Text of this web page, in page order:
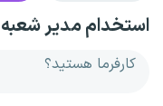
استخدام مدیر
کارفرما هستید؟